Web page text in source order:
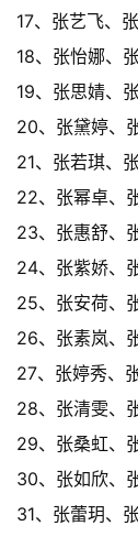
17、张艺飞、
18、张怡娜、
19、张思婧、
20、张黛婷、
21、张若琪、
22、张幂卓、
23、张惠舒、
24、张紫娇、
25、张安荷、
26、张素岚、
27、张婷秀、
28、张清雯、
29、张桑虹、
30、张如欣、
31、张蕾玥、